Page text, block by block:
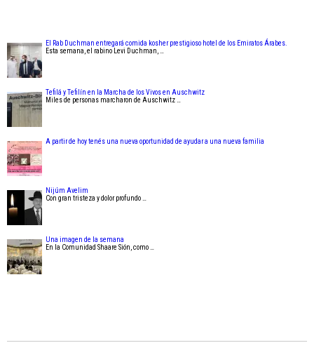
El Rab Duchman entregará comida kosher prestigioso hotel de los Emiratos Árabes.
Esta semana, el rabino Levi Duchman, …
Tefilá y Tefilín en la Marcha de los Vivos en Auschwitz
Miles de personas marcharon de Auschwitz …
A partir de hoy tenés una nueva oportunidad de ayudar a una nueva familia
Nijúm Avelim
Con gran tristeza y dolor profundo …
Una imagen de la semana
En la Comunidad Shaare Sión, como …